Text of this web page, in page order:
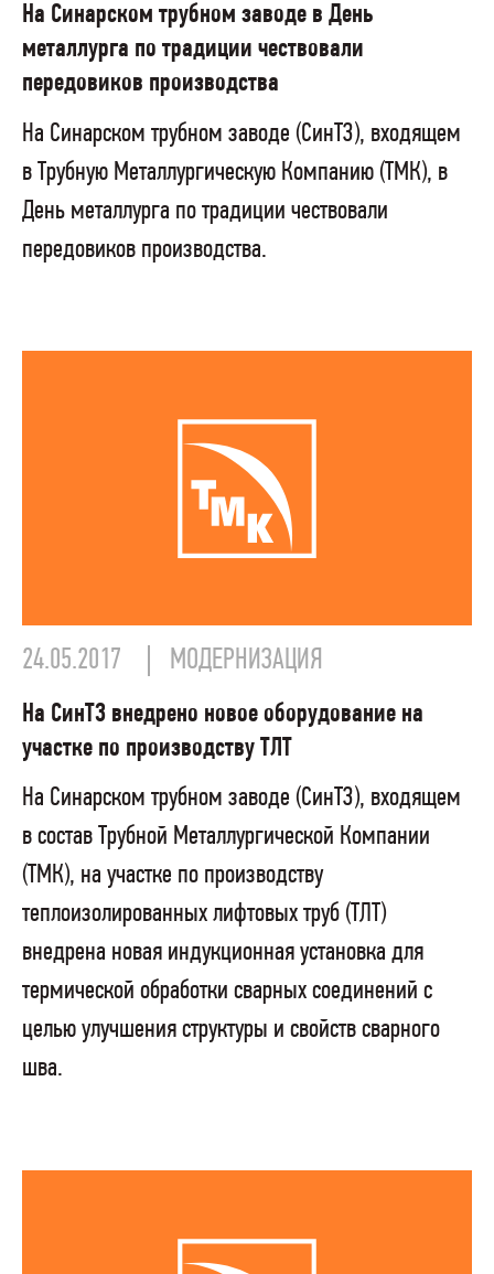
На Синарском трубном заводе в День
металлурга по традиции чествовали
передовиков производства
На Синарском трубном заводе (СинТЗ), входящем
в Трубную Металлургическую Компанию (ТМК), в
День металлурга по традиции чествовали
передовиков производства.
24.05.2017 МОДЕРНИЗАЦИЯ
На СинТЗ внедрено новое оборудование на
участке по производству ТЛТ
На Синарском трубном заводе (СинТЗ), входящем
в состав Трубной Металлургической Компании
(ТМК), на участке по производству
теплоизолированных лифтовых труб (ТЛТ)
внедрена новая индукционная установка для
термической обработки сварных соединений с
целью улучшения структуры и свойств сварного
шва.